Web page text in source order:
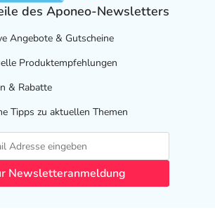
des Aponeo-Newsletters
Angebote & Gutscheine
Produktempfehlungen
& Rabatte
Tipps zu aktuellen Themen
Newsletteranmeldung